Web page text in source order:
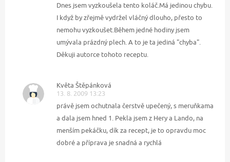
Dnes jsem vyzkoušela tento koláč.Má jedinou chybu.
I když by zřejmě vydržel vláčný dlouho, přesto to
nemohu vyzkoušet.Během jedné hodiny jsem
umývala prázdný plech. A to je ta jediná "chyba".
Děkuji autorce tohoto receptu.
Květa Štěpánková
13. 8. 2009 13:23
právě jsem ochutnala čerstvě upečený, s meruňkama
a dala jsem hned 1. Pekla jsem z Hery a Lando, na
menším pekáčku, dík za recept, je to opravdu moc
dobré a příprava je snadná a rychlá